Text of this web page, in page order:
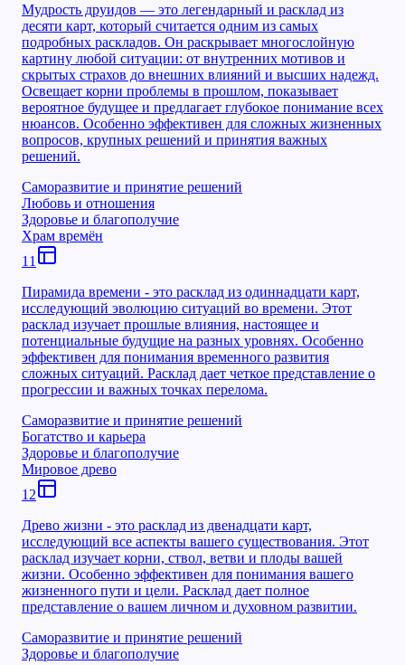
Мудрость друидов — это легендарный и расклад из
десяти карт, который считается одним из самых
подробных раскладов. Он раскрывает многослойную
картину любой ситуации: от внутренних мотивов и
скрытых страхов до внешних влияний и высших надежд.
Освещает корни проблемы в прошлом, показывает
вероятное будущее и предлагает глубокое понимание всех
нюансов. Особенно эффективен для сложных жизненных
вопросов, крупных решений и принятия важных
решений.
Саморазвитие и принятие решений
Любовь и отношения
Здоровье и благополучие
Храм времён
11
Пирамида времени - это расклад из одиннадцати карт,
исследующий эволюцию ситуаций во времени. Этот
расклад изучает прошлые влияния, настоящее и
потенциальные будущие на разных уровнях. Особенно
эффективен для понимания временного развития
сложных ситуаций. Расклад дает четкое представление о
прогрессии и важных точках перелома.
Саморазвитие и принятие решений
Богатство и карьера
Здоровье и благополучие
Мировое древо
12
Древо жизни - это расклад из двенадцати карт,
исследующий все аспекты вашего существования. Этот
расклад изучает корни, ствол, ветви и плоды вашей
жизни. Особенно эффективен для понимания вашего
жизненного пути и цели. Расклад дает полное
представление о вашем личном и духовном развитии.
Саморазвитие и принятие решений
Здоровье и благополучие